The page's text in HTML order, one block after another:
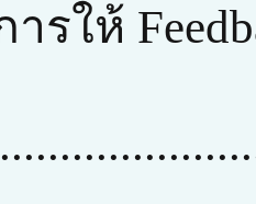
ารให้